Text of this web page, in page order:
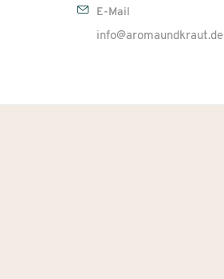
E-Mail
info@aromaundkraut.de